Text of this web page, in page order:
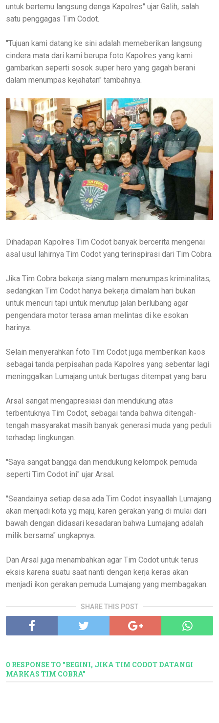
untuk bertemu langsung denga Kapolres" ujar Galih, salah
satu penggagas Tim Codot.
"Tujuan kami datang ke sini adalah memeberikan langsung
cindera mata dari kami berupa foto Kapolres yang kami
gambarkan seperti sosok super hero yang gagah berani
dalam menumpas kejahatan" tambahnya.
Dihadapan Kapolres Tim Codot banyak bercerita mengenai
asal usul lahirnya Tim Codot yang terinspirasi dari Tim Cobra.
Jika Tim Cobra bekerja siang malam menumpas kriminalitas,
sedangkan Tim Codot hanya bekerja dimalam hari bukan
untuk mencuri tapi untuk menutup jalan berlubang agar
pengendara motor terasa aman melintas di ke esokan
harinya.
Selain menyerahkan foto Tim Codot juga memberikan kaos
sebagai tanda perpisahan pada Kapolres yang sebentar lagi
meninggalkan Lumajang untuk bertugas ditempat yang baru.
Arsal sangat mengapresiasi dan mendukung atas
terbentuknya Tim Codot, sebagai tanda bahwa ditengah-
tengah masyarakat masih banyak generasi muda yang peduli
terhadap lingkungan.
"Saya sangat bangga dan mendukung kelompok pemuda
seperti Tim Codot ini" ujar Arsal.
"Seandainya setiap desa ada Tim Codot insyaallah Lumajang
akan menjadi kota yg maju, karen gerakan yang di mulai dari
bawah dengan didasari kesadaran bahwa Lumajang adalah
milik bersama" ungkapnya.
Dan Arsal juga menambahkan agar Tim Codot untuk terus
eksis karena suatu saat nanti dengan kerja keras akan
menjadi ikon gerakan pemuda Lumajang yang membagakan.
SHARE THIS POST
0 RESPONSE TO "BEGINI, JIKA TIM CODOT DATANGI
MARKAS TIM COBRA"